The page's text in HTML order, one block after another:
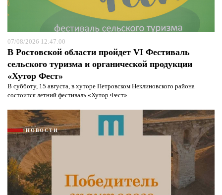
07/08/2026 12:47:00
В Ростовской области пройдет VI Фестиваль
сельского туризма и органической продукции
«Хутор Фест»
В субботу, 15 августа, в хуторе Петровском Неклиновского района
состоится летний фестиваль «Хутор Фест»...
НОВОСТИ